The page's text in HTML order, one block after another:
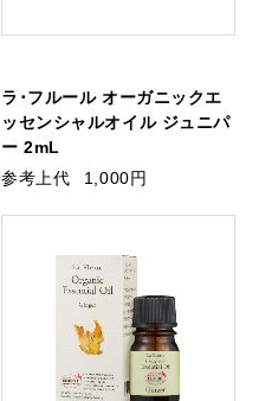
ラ･フルール オーガニックエ
ッセンシャルオイル ジュニパ
ー 2mL
参考上代
1,000円